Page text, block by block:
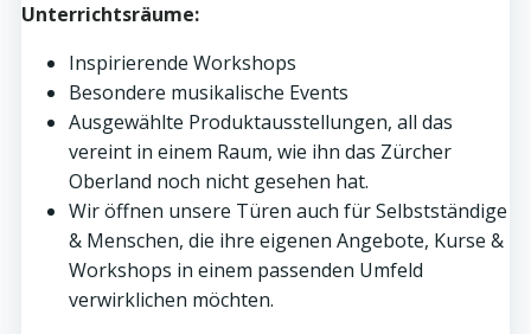
Unterrichtsräume:
Inspirierende Workshops
Besondere musikalische Events
Ausgewählte Produktausstellungen, all das
vereint in einem Raum, wie ihn das Zürcher
Oberland noch nicht gesehen hat.
Wir öffnen unsere Türen auch für Selbstständige
& Menschen, die ihre eigenen Angebote, Kurse &
Workshops in einem passenden Umfeld
verwirklichen möchten.